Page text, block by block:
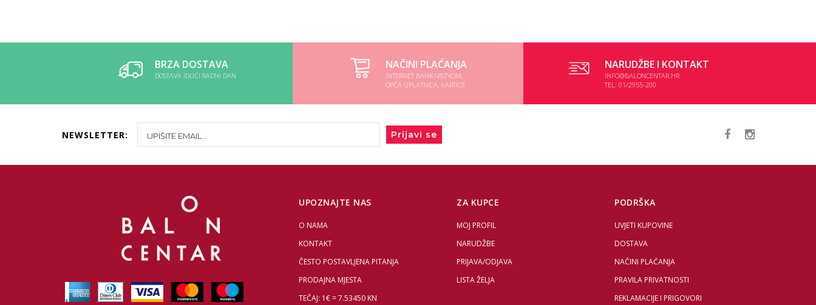
BRZA DOSTAVA
DOSTAVA IDUĆI RADNI DAN
NAČINI PLAĆANJA
INTERNET BANKARSTVOM,
OPĆA UPLATNICA, KARTICE
NARUDŽBE I KONTAKT
INFO@BALONCENTAR.HR
TEL: 01/2955-200
NEWSLETTER: Prijavi se
UPOZNAJTE NAS
O NAMA
KONTAKT
ČESTO POSTAVLJENA PITANJA
PRODAJNA MJESTA
TEČAJ: 1€ = 7.53450 KN
ZA KUPCE
MOJ PROFIL
NARUDŽBE
PRIJAVA/ODJAVA
LISTA ŽELJA
PODRŠKA
UVJETI KUPOVINE
DOSTAVA
NAČINI PLAĆANJA
PRAVILA PRIVATNOSTI
REKLAMACIJE I PRIGOVORI